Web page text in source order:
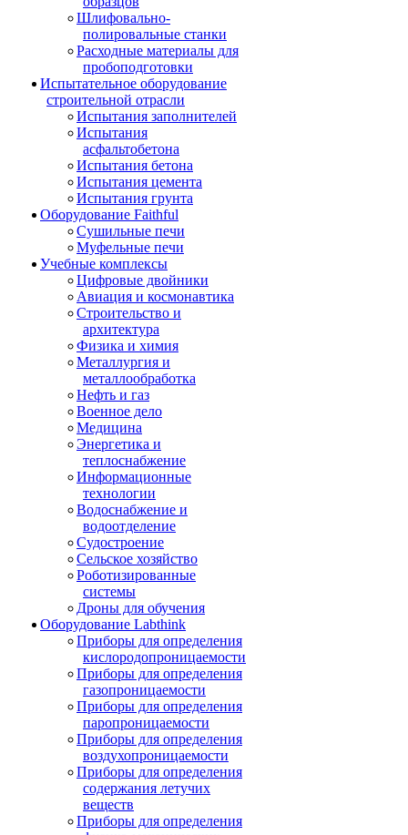
Шлифовально-
полировальные станки
Расходные материалы для
пробоподготовки
Испытательное оборудование
строительной отрасли
Испытания заполнителей
Испытания
асфальтобетона
Испытания бетона
Испытания цемента
Испытания грунта
Оборудование Faithful
Сушильные печи
Муфельные печи
Учебные комплексы
Цифровые двойники
Авиация и космонавтика
Строительство и
архитектура
Физика и химия
Металлургия и
металлообработка
Нефть и газ
Военное дело
Медицина
Энергетика и
теплоснабжение
Информационные
технологии
Водоснабжение и
водоотделение
Судостроение
Сельское хозяйство
Роботизированные
системы
Дроны для обучения
Оборудование Labthink
Приборы для определения
кислородопроницаемости
Приборы для определения
газопроницаемости
Приборы для определения
паропроницаемости
Приборы для определения
воздухопроницаемости
Приборы для определения
содержания летучих
веществ
Приборы для определения